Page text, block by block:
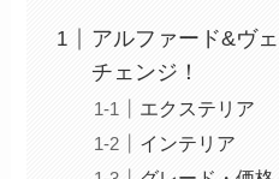
アルファード&ヴ
チェンジ！
エクステリア
インテリア